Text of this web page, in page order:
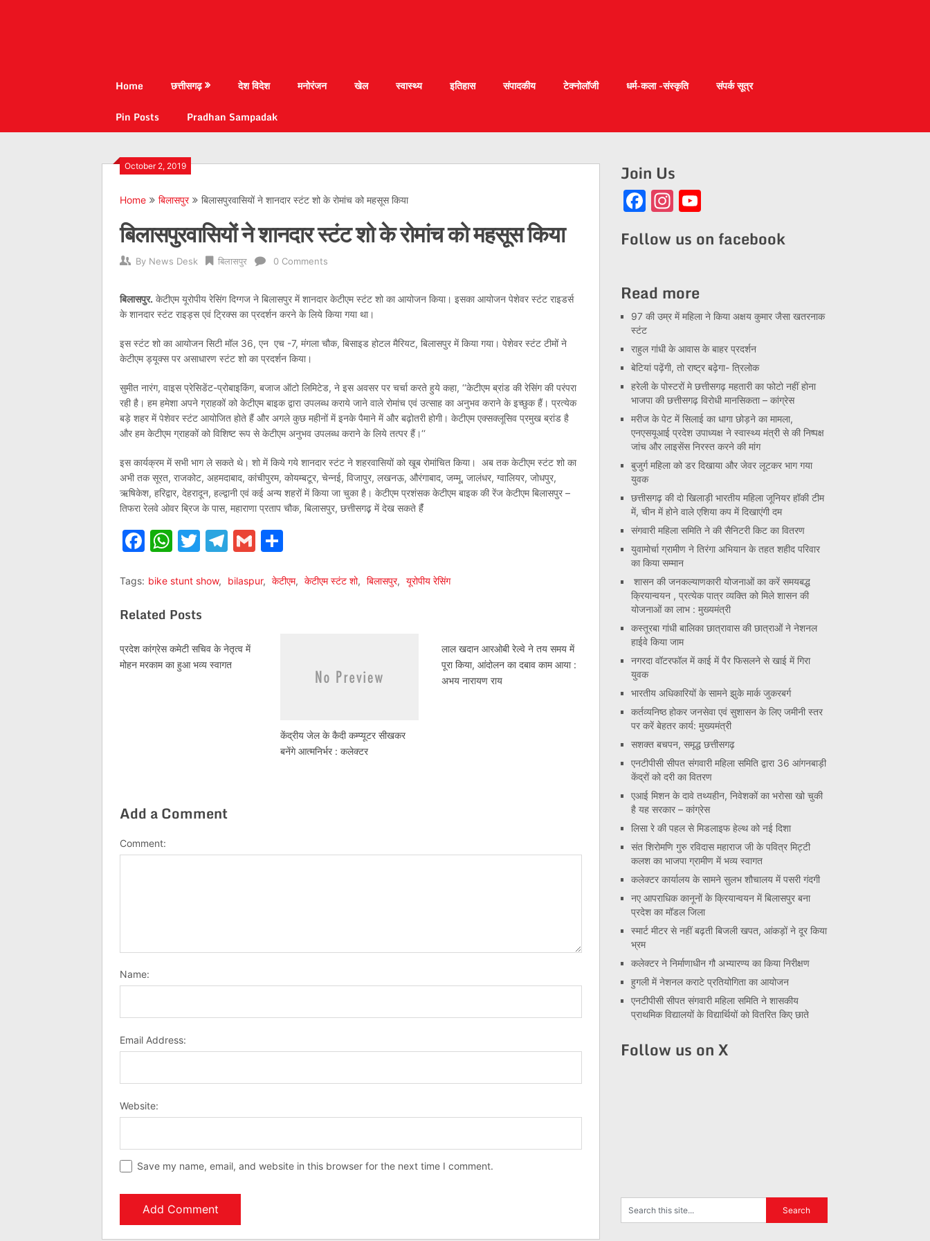
Home छत्तीसगढ़ देश विदेश मनोरंजन खेल स्वास्थ्य इतिहास संपादकीय टेक्नोलॉजी धर्म-कला -संस्कृति
संपर्क सूत्र
Pin Posts
Pradhan Sampadak
October 2, 2019
Home बिलासपुर बिलासपुरवासियों ने शानदार स्टंट शो के रोमांच को महसूस किया
बिलासपुरवासियों ने शानदार स्टंट शो के रोमांच को महसूस किया
By News Desk बिलासपुर 0 Comments
बिलासपुर. केटीएम यूरोपीय रेसिंग दिग्गज ने बिलासपुर में शानदार केटीएम स्टंट शो का आयोजन किया। इसका आयोजन पेशेवर स्टंट राइडर्स
के शानदार स्टंट राइड्स एवं ट्रिक्स का प्रदर्शन करने के लिये किया गया था।
इस स्टंट शो का आयोजन सिटी मॉल 36, एन एच -7, मंगला चौक, बिसाइड होटल मैरियट, बिलासपुर में किया गया। पेशेवर स्टंट टीमों ने
केटीएम ड्यूक्स पर असाधारण स्टंट शो का प्रदर्शन किया।
सुमीत नारंग, वाइस प्रेसिडेंट-प्रोबाइकिंग, बजाज ऑटो लिमिटेड, ने इस अवसर पर चर्चा करते हुये कहा, ‘‘केटीएम ब्रांड की रेसिंग की परंपरा
रही है। हम हमेशा अपने ग्राहकों को केटीएम बाइक द्वारा उपलब्ध कराये जाने वाले रोमांच एवं उत्साह का अनुभव कराने के इच्छुक हैं। प्रत्येक
बड़े शहर में पेशेवर स्टंट आयोजित होते हैं और अगले कुछ महीनों में इनके पैमाने में और बढ़ोतरी होगी। केटीएम एक्सक्लूसिव प्रमुख ब्रांड है
और हम केटीएम ग्राहकों को विशिष्ट रूप से केटीएम अनुभव उपलब्ध कराने के लिये तत्पर हैं।‘‘
इस कार्यक्रम में सभी भाग ले सकते थे। शो में किये गये शानदार स्टंट ने शहरवासियों को खूब रोमांचित किया। अब तक केटीएम स्टंट शो का
अभी तक सूरत, राजकोट, अहमदाबाद, कांचीपुरम, कोयम्बटूर, चेन्नई, विजापुर, लखनऊ, औरंगाबाद, जम्मू, जालंधर, ग्वालियर, जोधपुर,
ऋषिकेश, हरिद्वार, देहरादून, हल्द्वानी एवं कई अन्य शहरों में किया जा चुका है। केटीएम प्रशंसक केटीएम बाइक की रेंज केटीएम बिलासपुर –
तिफरा रेलवे ओवर ब्रिज के पास, महाराणा प्रताप चौक, बिलासपुर, छत्तीसगढ़़ में देख सकते हैंं
Facebook
WhatsApp
Twitter
Telegram
Gmail
Tags: bike stunt show, bilaspur, केटीएम, केटीएम स्टंट शो, बिलासपुर, यूरोपीय रेसिंग
Related Posts
प्रदेश कांग्रेस कमेटी सचिव के नेतृत्व में
मोहन मरकाम का हुआ भव्य स्वागत
केंद्रीय जेल के कैदी कम्प्यूटर सीखकर
बनेंगे आत्मनिर्भर : कलेक्टर
लाल खदान आरओबी रेल्वे ने तय समय में
पूरा किया, आंदोलन का दबाव काम आया :
अभय नारायण राय
Add a Comment
Comment:
Name:
Email Address:
Website:
Save my name, email, and website in this browser for the next time I comment.
Join Us
Facebook
Instagram
Follow us on facebook
Read more
97 की उम्र में महिला ने किया अक्षय कुमार जैसा खतरनाक
स्टंट
राहुल गांधी के आवास के बाहर प्रदर्शन
बेटियां पढ़ेंगी, तो राष्ट्र बढ़ेगा- त्रिलोक
हरेली के पोस्टरों मे छत्तीसगढ़ महतारी का फोटो नहीं होना
भाजपा की छत्तीसगढ़ विरोधी मानसिकता – कांग्रेस
मरीज के पेट में सिलाई का धागा छोड़ने का मामला,
एनएसयूआई प्रदेश उपाध्यक्ष ने स्वास्थ्य मंत्री से की निष्पक्ष
जांच और लाइसेंस निरस्त करने की मांग
बुजुर्ग महिला को डर दिखाया और जेवर लूटकर भाग गया
युवक
छत्तीसगढ़ की दो खिलाड़ी भारतीय महिला जूनियर हॉकी टीम
में, चीन में होने वाले एशिया कप में दिखाएंगी दम
संगवारी महिला समिति ने की सैनिटरी किट का वितरण
युवामोर्चा ग्रामीण ने तिरंगा अभियान के तहत शहीद परिवार
का किया सम्मान
शासन की जनकल्याणकारी योजनाओं का करें समयबद्ध
क्रियान्वयन , प्रत्येक पात्र व्यक्ति को मिले शासन की
योजनाओं का लाभ : मुख्यमंत्री
कस्तूरबा गांधी बालिका छात्रावास की छात्राओं ने नेशनल
हाईवे किया जाम
नगरदा वॉटरफॉल में काई में पैर फिसलने से खाई में गिरा
युवक
भारतीय अधिकारियों के सामने झुके मार्क जुकरबर्ग
कर्तव्यनिष्ठ होकर जनसेवा एवं सुशासन के लिए जमीनी स्तर
पर करें बेहतर कार्य: मुख्यमंत्री
सशक्त बचपन, समृद्ध छत्तीसगढ़
एनटीपीसी सीपत संगवारी महिला समिति द्वारा 36 आंगनबाड़ी
केंद्रों को दरी का वितरण
एआई मिशन के दावे तथ्यहीन, निवेशकों का भरोसा खो चुकी
है यह सरकार – कांग्रेस
लिसा रे की पहल से मिडलाइफ हेल्थ को नई दिशा
संत शिरोमणि गुरु रविदास महाराज जी के पवित्र मिट्टी
कलश का भाजपा ग्रामीण में भव्य स्वागत
कलेक्टर कार्यालय के सामने सुलभ शौचालय में पसरी गंदगी
नए आपराधिक कानूनों के क्रियान्वयन में बिलासपुर बना
प्रदेश का मॉडल जिला
स्मार्ट मीटर से नहीं बढ़ती बिजली खपत, आंकड़ों ने दूर किया
भ्रम
कलेक्टर ने निर्माणाधीन गौ अभ्यारण्य का किया निरीक्षण
हुगली में नेशनल कराटे प्रतियोगिता का आयोजन
एनटीपीसी सीपत संगवारी महिला समिति ने शासकीय
प्राथमिक विद्यालयों के विद्यार्थियों को वितरित किए छाते
Follow us on X